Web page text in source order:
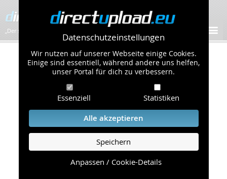
Datenschutzeinstellungen
Wir nutzen auf unserer Webseite einige Cookies.
Einige sind essentiell, während andere uns helfen,
unser Portal für dich zu verbessern.
Essenziell Statistiken
Alle akzeptieren
Speichern
Anpassen / Cookie-Details
„Der schnellste Bilder-Hoster im Web!”
Kontakt & Support
Um eine schnelle und unkomplizierte
Bearbeitung Ihres Problems zu gewährleisten,
bitten wir Sie,
folgende Punkte zu beachten und einzuhalten.
Die schnellste Hilfe finden Sie auf unserer
Seite, die die häufig gestellten Fragen